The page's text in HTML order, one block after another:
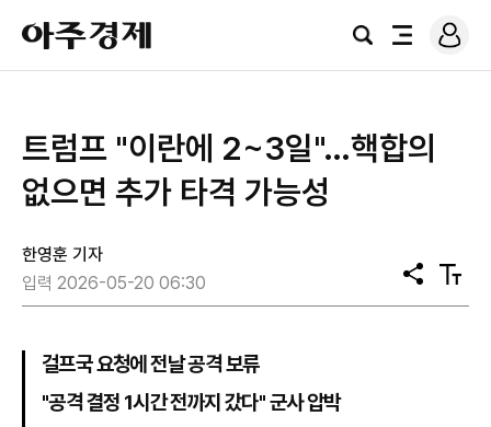
아
주
경
검
전
로
그
트럼프 "이란에 2~3일"…핵합의
없으면 추가 타격 가능성
한영훈 기자
입력 2026-05-20 06:30
공
유
텍
스
걸프국 요청에 전날 공격 보류
"공격 결정 1시간 전까지 갔다" 군사 압박